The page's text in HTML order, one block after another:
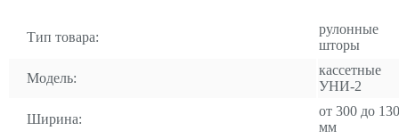
Тип товара:
рулонные
шторы
Модель:
кассетные
УНИ-2
Ширина:
от 300 до
мм